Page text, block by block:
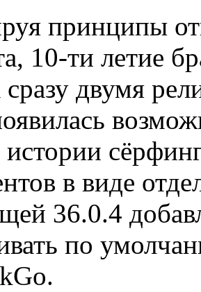
принципы
10-ти летие
сразу двумя
истории
в виде
36.0.4
по